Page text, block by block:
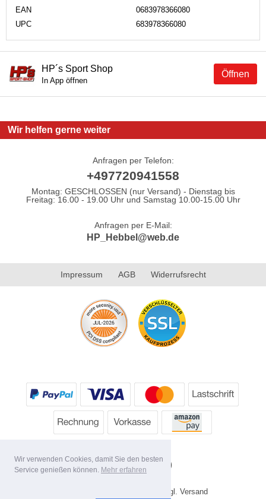
Wir verwenden Cookies, damit Sie den besten
Service genießen können. Mehr erfahren
EAN
0683978366080
UPC
683978366080
Öffnen
HP´s Sport Shop
In App öffnen
Wir helfen gerne weiter
Anfragen per Telefon:
+497720941558
Montag: GESCHLOSSEN (nur Versand) - Dienstag bis
Freitag: 16.00 - 19.00 Uhr und Samstag 10.00-15.00 Uhr
Anfragen per E-Mail:
HP_Hebbel@web.de
Impressum AGB Widerrufsrecht
* Alle Preise inkl. MwSt. evtl. zzgl. Versand